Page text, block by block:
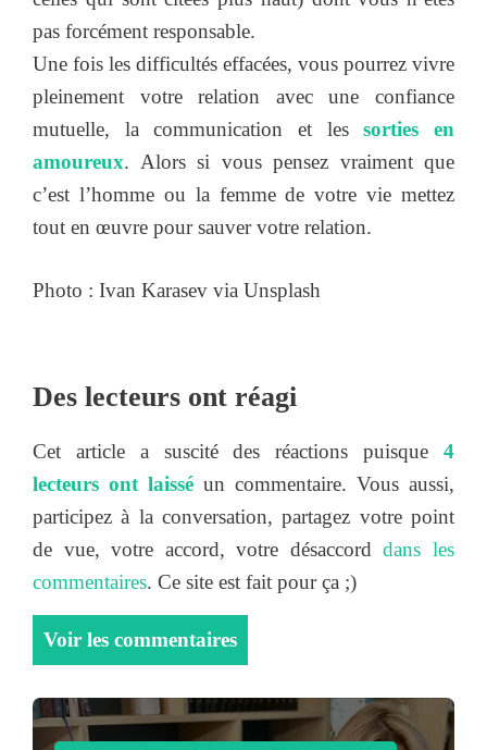
pas forcément responsable.
Une fois les difficultés effacées, vous pourrez vivre
pleinement votre relation avec une confiance
mutuelle, la communication et lessorties en
amoureux. Alors si vous pensez vraiment que
c’est l’homme ou la femme de votre vie mettez
tout en œuvre pour sauver votre relation.
Photo : Ivan Karasev via Unsplash
Des lecteurs ont réagi
Cet article a suscité des réactions puisque 4
lecteurs ont laissé un commentaire. Vous aussi,
participez à la conversation, partagez votre point
de vue, votre accord, votre désaccorddans les
commentaires. Ce site est fait pour ça ;)
Voir les commentaires